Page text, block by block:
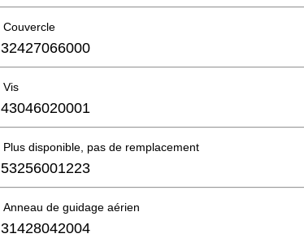
Couvercle
32427066000
Vis
43046020001
Plus disponible, pas de remplacement
53256001223
Anneau de guidage aérien
31428042004